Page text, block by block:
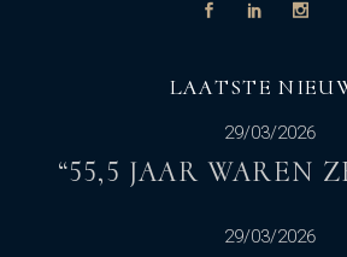
LAATSTE
29/03/2026
“55,5 JAAR WAREN
29/03/2026